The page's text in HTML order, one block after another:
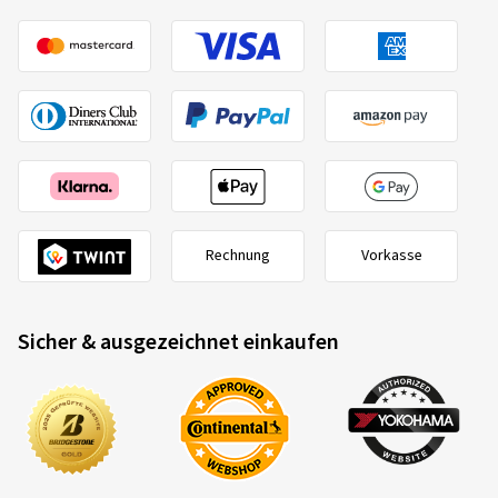
Rechnung Vorkasse
Sicher & ausgezeichnet einkaufen